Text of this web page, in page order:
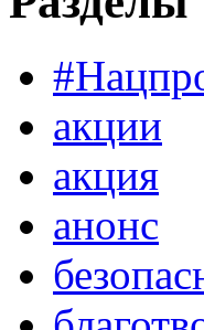
акции
акция
анонс